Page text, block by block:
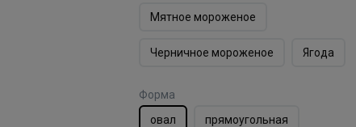
Мятное мороженое
Черничное мороженое Ягода
Форма
овал
прямоугольная